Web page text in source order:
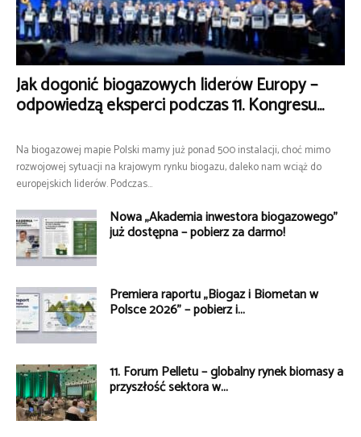
Jak dogonić biogazowych liderów Europy –
odpowiedzą eksperci podczas 11. Kongresu...
Na biogazowej mapie Polski mamy już ponad 500 instalacji, choć mimo
rozwojowej sytuacji na krajowym rynku biogazu, daleko nam wciąż do
europejskich liderów. Podczas...
Nowa „Akademia inwestora biogazowego”
już dostępna – pobierz za darmo!
Premiera raportu „Biogaz i Biometan w
Polsce 2026” – pobierz i...
11. Forum Pelletu – globalny rynek biomasy a
przyszłość sektora w...